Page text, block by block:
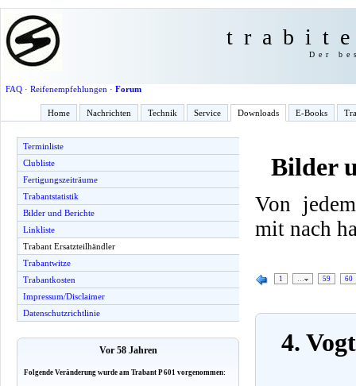
Der
FAQ· Reifenempfehlungen · Forum
Home Nachrichten Technik Service Downloads E-Books
Terminliste
Clubliste
Fertigungszeiträume
Trabantstatistik
Bilder und Berichte
Linkliste
Trabant Ersatzteilhändler
Trabantwitze
Trabantkosten
Impressum/Disclaimer
Datenschutzrichtlinie
Vor 58 Jahren
Folgende Veränderung wurde am Trabant P 601 vorgenommen:
Bilder
Von
mit nach
1 59 60
4.